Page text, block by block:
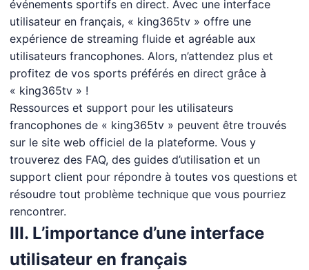
événements sportifs en direct. Avec une interface
utilisateur en français, « king365tv » offre une
expérience de streaming fluide et agréable aux
utilisateurs francophones. Alors, n’attendez plus et
profitez de vos sports préférés en direct grâce à
« king365tv » !
Ressources et support pour les utilisateurs
francophones de « king365tv » peuvent être trouvés
sur le site web officiel de la plateforme. Vous y
trouverez des FAQ, des guides d’utilisation et un
support client pour répondre à toutes vos questions et
résoudre tout problème technique que vous pourriez
rencontrer.
III. L’importance d’une interface
utilisateur en français